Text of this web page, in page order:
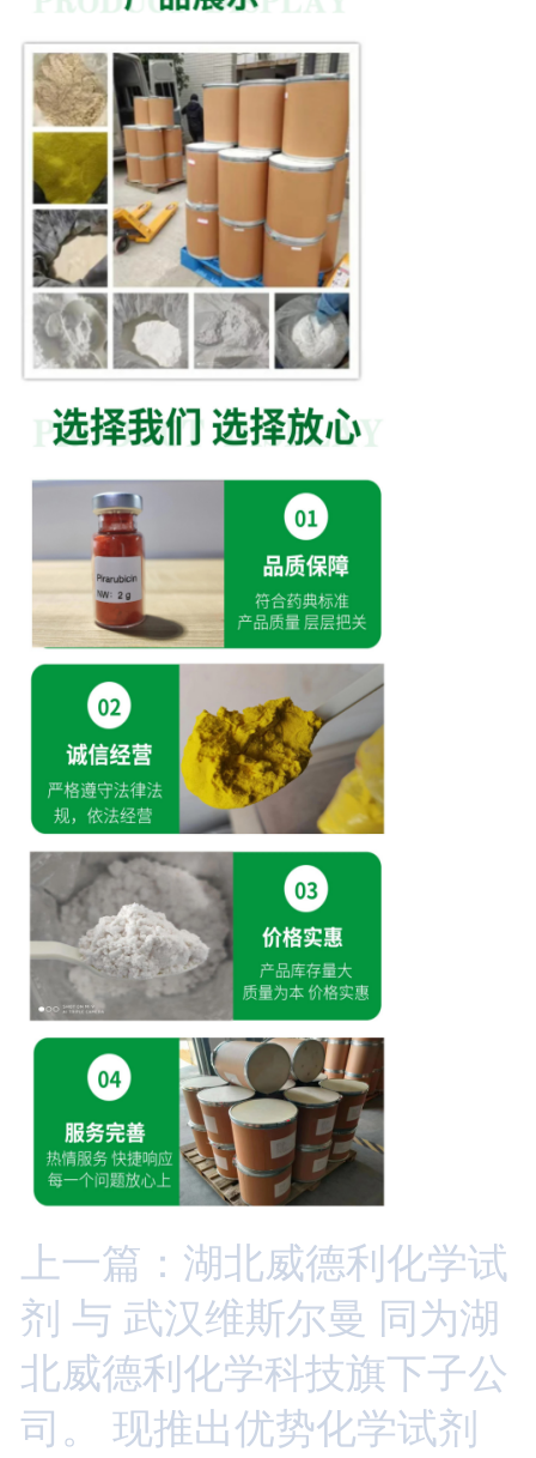
上一篇：湖北威德利化学试
剂 与 武汉维斯尔曼 同为湖
北威德利化学科技旗下子公
司。 现推出优势化学试剂